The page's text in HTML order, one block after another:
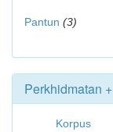
Pantun (3)
Perkhidmatan +
Korpus